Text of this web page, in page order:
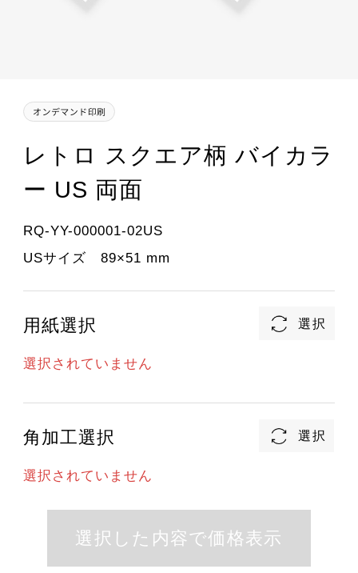
レトロ スクエア柄 バイカラ
ー US 両面
RQ-YY-000001-02US
USサイズ 89×51 mm
用紙選択
選択されていません
角加工選択
選択されていません